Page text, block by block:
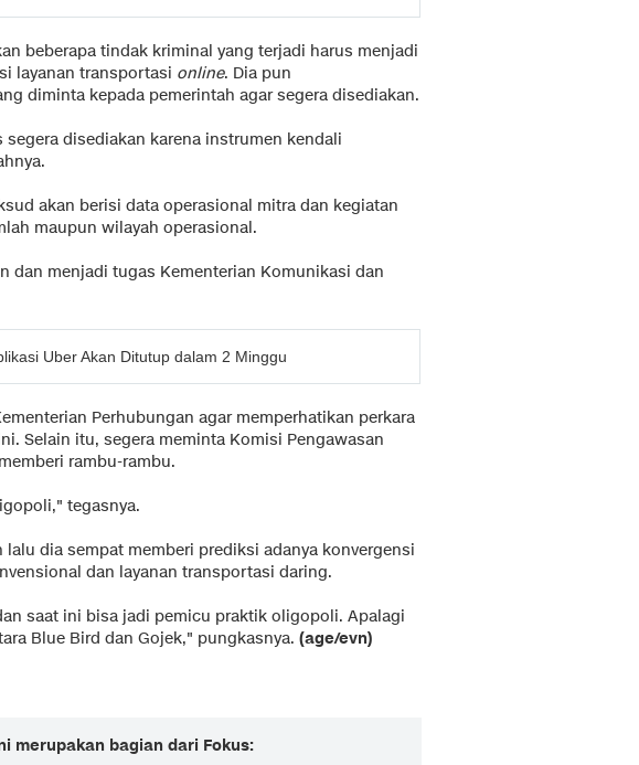
beberapa tindak kriminal yang terjadi harus menjadi
layanan transportasi online. Dia pun
diminta kepada pemerintah agar segera disediakan.
disediakan karena instrumen kendali
akan berisi data operasional mitra dan kegiatan
maupun wilayah operasional.
dan menjadi tugas Kementerian Komunikasi dan
Uber Akan Ditutup dalam 2 Minggu
Perhubungan agar memperhatikan perkara
Selain itu, segera meminta Komisi Pengawasan
rambu-rambu.
tegasnya.
dia sempat memberi prediksi adanya konvergensi
dan layanan transportasi daring.
saat ini bisa jadi pemicu praktik oligopoli. Apalagi
Blue Bird dan Gojek," pungkasnya. (age/evn)
merupakan bagian dari Fokus: